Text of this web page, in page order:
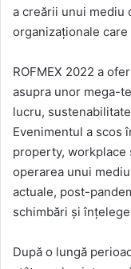
a creării unui mediu
organizaționale
ROFMEX 2022 a
asupra unor mega-
lucru,
Evenimentul a scos
property, workplace
operarea unui
actuale, post-
schimbări și
După o lungă